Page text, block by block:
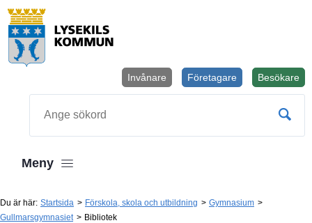
Besökare
Företagare
Invånare
Meny
Du är här: Startsida Förskola, skola och utbildning
Gymnasium
Gullmarsgymnasiet
Bibliotek